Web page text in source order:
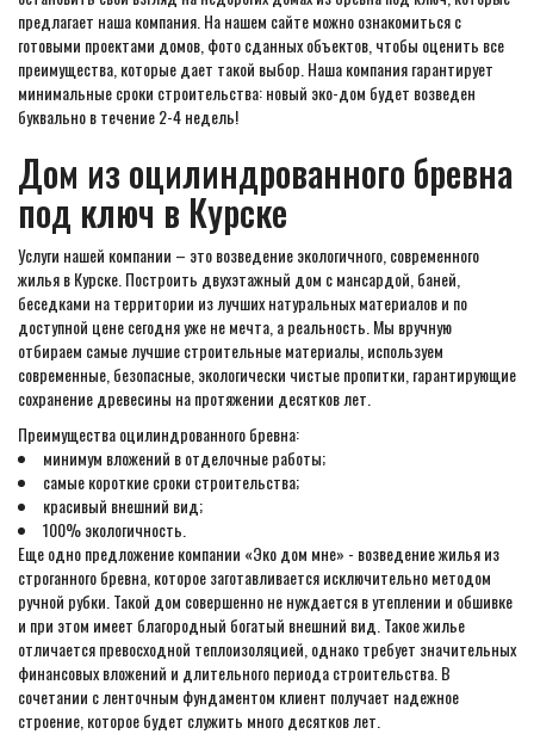
предлагает наша компания. На нашем сайте можно ознакомиться с
готовыми проектами домов, фото сданных объектов, чтобы оценить все
преимущества, которые дает такой выбор. Наша компания гарантирует
минимальные сроки строительства: новый эко-дом будет возведен
буквально в течение 2-4 недель!
Дом из оцилиндрованного бревна
под ключ в Курске
Услуги нашей компании – это возведение экологичного, современного
жилья в Курске. Построить двухэтажный дом с мансардой, баней,
беседками на территории из лучших натуральных материалов и по
доступной цене сегодня уже не мечта, а реальность. Мы вручную
отбираем самые лучшие строительные материалы, используем
современные, безопасные, экологически чистые пропитки, гарантирующие
сохранение древесины на протяжении десятков лет.
Преимущества оцилиндрованного бревна:
минимум вложений в отделочные работы;
самые короткие сроки строительства;
красивый внешний вид;
100% экологичность.
Еще одно предложение компании «Эко дом мне» - возведение жилья из
строганного бревна, которое заготавливается исключительно методом
ручной рубки. Такой дом совершенно не нуждается в утеплении и обшивке
и при этом имеет благородный богатый внешний вид. Такое жилье
отличается превосходной теплоизоляцией, однако требует значительных
финансовых вложений и длительного периода строительства. В
сочетании с ленточным фундаментом клиент получает надежное
строение, которое будет служить много десятков лет.